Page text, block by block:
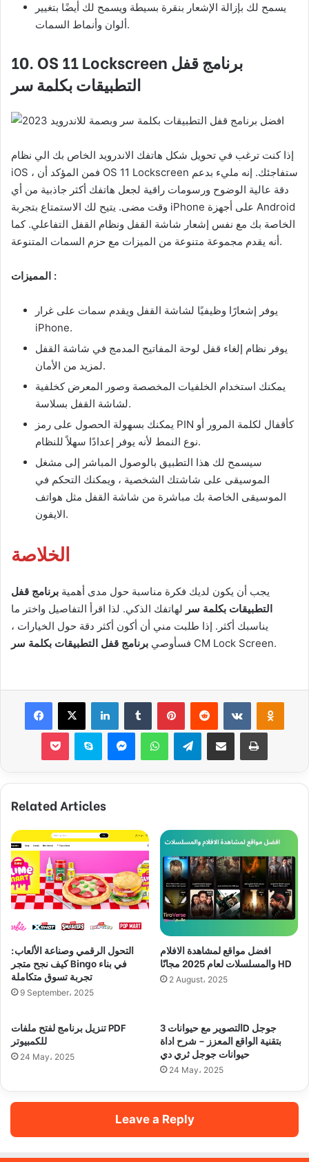
يسمح لك بإزالة الإشعار بنقرة بسيطة ويسمح لك أيضًا بتغيير
ألوان وأنماط السمات.
10. OS 11 Lockscreen برنامج قفل
التطبيقات بكلمة سر
إذا كنت ترغب في تحويل شكل هاتفك الاندرويد الخاص بك الي نظام
iOS ، فمن المؤكد أن OS 11 Lockscreen ستفاجئك. إنه مليء بدعم
دقة عالية الوضوح ورسومات راقية لجعل هاتفك أكثر جاذبية من أي
وقت مضى. يتيح لك الاستمتاع بتجربة iPhone على أجهزة Android
الخاصة بك مع نفس إشعار شاشة القفل ونظام القفل التفاعلي. كما
أنه يقدم مجموعة متنوعة من الميزات مع حزم السمات المتنوعة.
المميزات :
يوفر إشعارًا وظيفيًا لشاشة القفل ويقدم سمات على غرار
iPhone.
يوفر نظام إلغاء قفل لوحة المفاتيح المدمج في شاشة القفل
لمزيد من الأمان.
يمكنك استخدام الخلفيات المخصصة وصور المعرض كخلفية
لشاشة القفل بسلاسة.
يمكنك بسهولة الحصول على رمز PIN كأقفال لكلمة المرور أو
نوع النمط لأنه يوفر إعدادًا سهلاً للنظام.
سيسمح لك هذا التطبيق بالوصول المباشر إلى مشغل
الموسيقى على شاشتك الشخصية ، ويمكنك التحكم في
الموسيقى الخاصة بك مباشرة من شاشة القفل مثل هواتف
الايفون.
الخلاصة
يجب أن يكون لديك فكرة مناسبة حول مدى أهمية برنامج قفل
التطبيقات بكلمة سر لهاتفك الذكي. لذا اقرأ التفاصيل واختر ما
يناسبك أكثر. إذا طلبت مني أن أكون أكثر دقة حول الخيارات ،
فسأوصي برنامج قفل التطبيقات بكلمة سر CM Lock Screen.
Facebook
X LinkedInTumblr PinterestReddit VKontakte
Pocket Skype MessengerWhatsAppTelegramShare via Email Print
Related Articles
التحول الرقمي وصناعة الألعاب:
كيف نجح متجر Bingo في بناء
تجربة تسوق متكاملة
9 September، 2025
افضل مواقع لمشاهدة الافلام
والمسلسلات لعام 2025 مجانًا HD
2 August، 2025
تنزيل برنامج لفتح ملفات PDF
للكمبيوتر
24 May، 2025
التصوير مع حيوانات 3D جوجل
بتقنية الواقع المعزز – شرح اداة
حيوانات جوجل ثري دي
24 May، 2025
Leave a Reply